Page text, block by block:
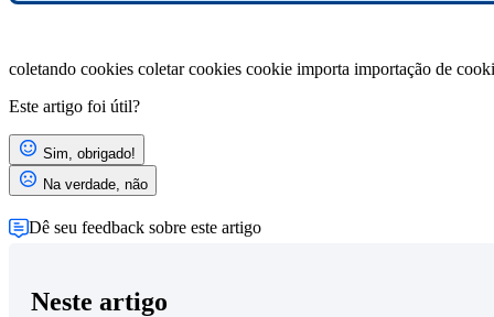
coletando cookies coletar cookies cookie importa importação de
Este artigo foi útil?
Sim, obrigado!
Na verdade, não
Dê seu feedback sobre este artigo
Neste artigo